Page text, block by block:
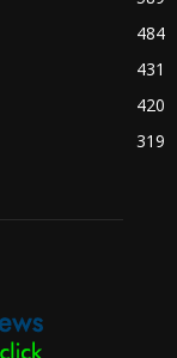
484
431
420
319